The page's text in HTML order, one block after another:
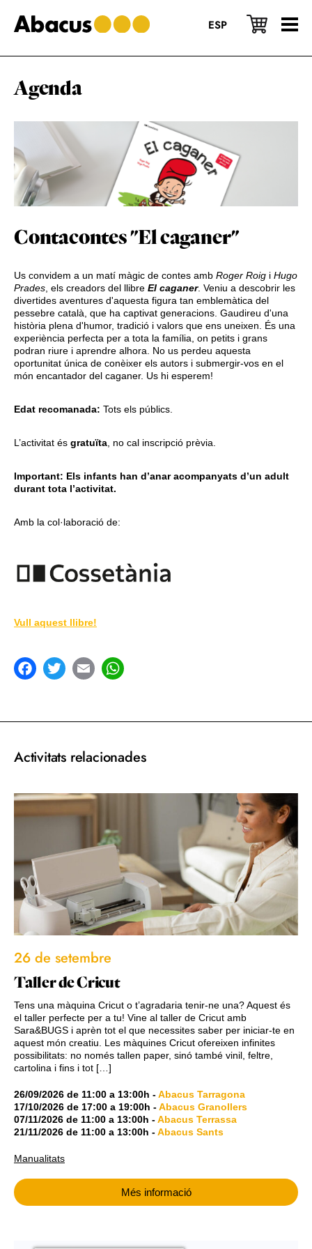
to
main
to
primary
to
footer
ESP
Agenda
Contacontes "El caganer"
Us convidem a un matí màgic de contes amb Roger Roig i Hugo
Prades, els creadors del llibre El caganer. Veniu a descobrir les
divertides aventures d'aquesta figura tan emblemàtica del
pessebre català, que ha captivat generacions. Gaudireu d'una
història plena d'humor, tradició i valors que ens uneixen. És una
experiència perfecta per a tota la família, on petits i grans
podran riure i aprendre alhora. No us perdeu aquesta
oportunitat única de conèixer els autors i submergir-vos en el
món encantador del caganer. Us hi esperem!
Edat recomanada: Tots els públics.
L’activitat és gratuïta, no cal inscripció prèvia.
Important: Els infants han d’anar acompanyats d’un adult
durant tota l’activitat.
Amb la col·laboració de:
Vull aquest llibre!
Activitats relacionades
26 de setembre
Taller de Cricut
Tens una màquina Cricut o t’agradaria tenir-ne una? Aquest és
el taller perfecte per a tu! Vine al taller de Cricut amb
Sara&BUGS i aprèn tot el que necessites saber per iniciar-te en
aquest món creatiu. Les màquines Cricut ofereixen infinites
possibilitats: no només tallen paper, sinó també vinil, feltre,
cartolina i fins i tot […]
26/09/2026 de 11:00 a 13:00h -Abacus Tarragona
17/10/2026 de 17:00 a 19:00h -Abacus Granollers
07/11/2026 de 11:00 a 13:00h -Abacus Terrassa
21/11/2026 de 11:00 a 13:00h -Abacus Sants
Manualitats
Més informació